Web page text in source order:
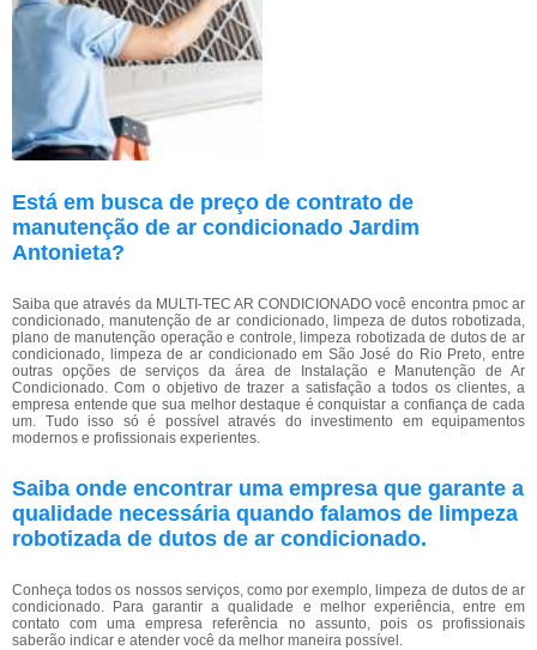
Está em busca de preço de contrato de
manutenção de ar condicionado Jardim
Antonieta?
Saiba que através da MULTI-TEC AR CONDICIONADO você encontra pmoc ar
condicionado, manutenção de ar condicionado, limpeza de dutos robotizada,
plano de manutenção operação e controle, limpeza robotizada de dutos de ar
condicionado, limpeza de ar condicionado em São José do Rio Preto, entre
outras opções de serviços da área de Instalação e Manutenção de Ar
Condicionado. Com o objetivo de trazer a satisfação a todos os clientes, a
empresa entende que sua melhor destaque é conquistar a confiança de cada
um. Tudo isso só é possível através do investimento em equipamentos
modernos e profissionais experientes.
Saiba onde encontrar uma empresa que garante a
qualidade necessária quando falamos de limpeza
robotizada de dutos de ar condicionado.
Conheça todos os nossos serviços, como por exemplo, limpeza de dutos de ar
condicionado. Para garantir a qualidade e melhor experiência, entre em
contato com uma empresa referência no assunto, pois os profissionais
saberão indicar e atender você da melhor maneira possível.